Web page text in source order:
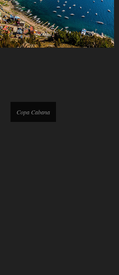
Copa Cabana